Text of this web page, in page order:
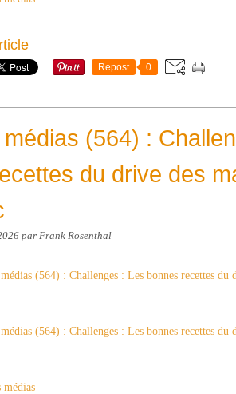
Repost 0
(564) :
du drive des
par Frank Rosenthal
médias